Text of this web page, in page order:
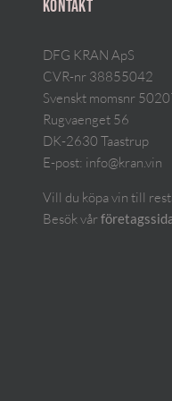
KONTAKT
DFG KRAN ApS
CVR-nr 38855042
Svenskt momsnr
Rugvaenget 56
DK-2630 Taastrup
E-post: info@kran.vin
Vill du köpa vin till
Besök vår